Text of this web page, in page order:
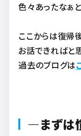
色々あったなぁ
ここからは復帰
お話できればと
過去のブログは
―まずは